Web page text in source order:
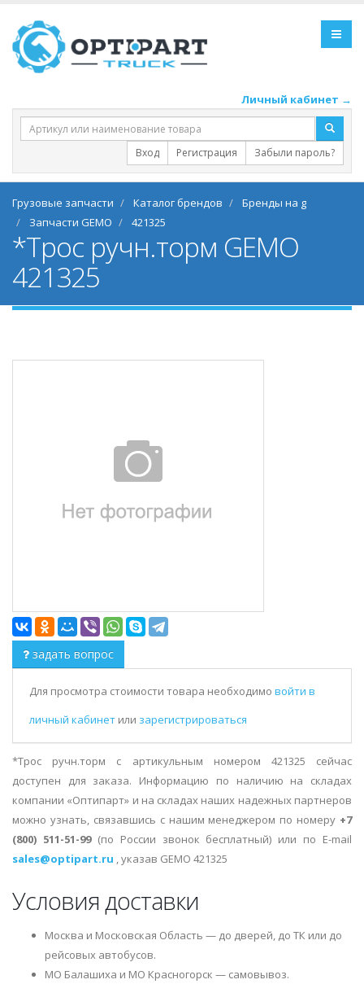
Личный кабинет →
Вход Регистрация Забыли пароль?
Грузовые запчасти Каталог брендов
Бренды на g
Запчасти GEMO
421325
*Трос ручн.торм GEMO
421325
задать вопрос
Для просмотра стоимости товара необходимо войти в
личный кабинет или зарегистрироваться
*Трос ручн.торм с артикульным номером 421325 сейчас
доступен для заказа. Информацию по наличию на складах
компании «Оптипарт» и на складах наших надежных партнеров
можно узнать, связавшись с нашим менеджером по номеру +7
(800) 511-51-99(по России звонок бесплатный) или по E-mail
sales@optipart.ru , указав GEMO 421325
Условия доставки
Москва и Московская Область — до дверей, до ТК или до
рейсовых автобусов.
МО Балашиха и МО Красногорск — самовывоз.